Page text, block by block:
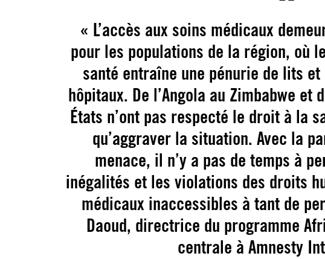
« L’accès aux soins médicaux
pour les populations de la région, où
santé entraîne une pénurie de lits
hôpitaux. De l’Angola au Zimbabwe et
États n’ont pas respecté le droit à la
qu’aggraver la situation. Avec la
menace, il n’y a pas de temps à
inégalités et les violations des droits
médicaux inaccessibles à tant de
Daoud, directrice du programme
centrale à Amnesty